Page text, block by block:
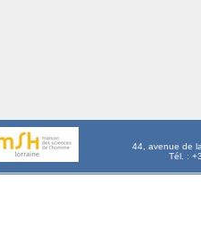
44, avenue de
Tél. :